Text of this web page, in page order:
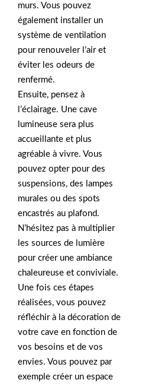
murs. Vous pouvez
également installer un
système de ventilation
pour renouveler l’air et
éviter les odeurs de
renfermé.
Ensuite, pensez à
l’éclairage. Une cave
lumineuse sera plus
accueillante et plus
agréable à vivre. Vous
pouvez opter pour des
suspensions, des lampes
murales ou des spots
encastrés au plafond.
N’hésitez pas à multiplier
les sources de lumière
pour créer une ambiance
chaleureuse et conviviale.
Une fois ces étapes
réalisées, vous pouvez
réfléchir à la décoration de
votre cave en fonction de
vos besoins et de vos
envies. Vous pouvez par
exemple créer un espace